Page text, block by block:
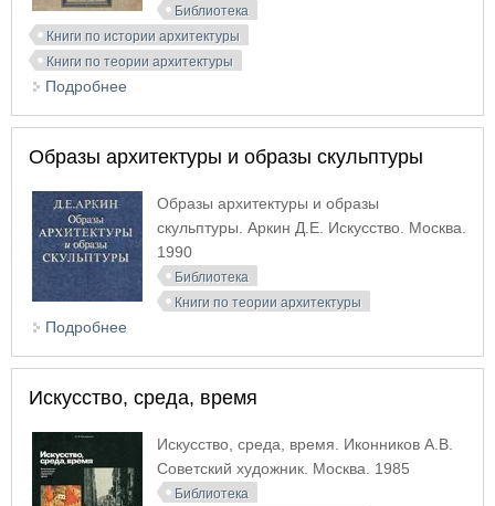
Библиотека
Книги по истории архитектуры
Книги по теории архитектуры
Подробнее
Образы архитектуры и образы скульптуры
Образы архитектуры и образы
скульптуры. Аркин Д.Е. Искусство. Москва.
1990
Библиотека
Книги по теории архитектуры
Подробнее
Искусство, среда, время
Искусство, среда, время. Иконников А.В.
Советский художник. Москва. 1985
Библиотека